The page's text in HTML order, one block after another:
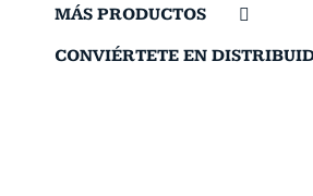
MÁS PRODUCTOS
CONVIÉRTETE EN